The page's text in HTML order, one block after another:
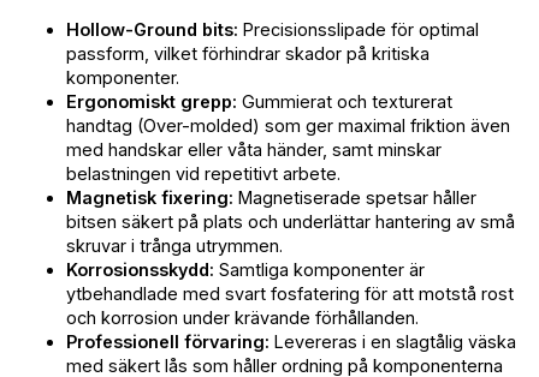
Hollow-Ground bits: Precisionsslipade för optimal
passform, vilket förhindrar skador på kritiska
komponenter.
Ergonomiskt grepp: Gummierat och texturerat
handtag (Over-molded) som ger maximal friktion även
med handskar eller våta händer, samt minskar
belastningen vid repetitivt arbete.
Magnetisk fixering: Magnetiserade spetsar håller
bitsen säkert på plats och underlättar hantering av små
skruvar i trånga utrymmen.
Korrosionsskydd: Samtliga komponenter är
ytbehandlade med svart fosfatering för att motstå rost
och korrosion under krävande förhållanden.
Professionell förvaring: Levereras i en slagtålig väska
med säkert lås som håller ordning på komponenterna